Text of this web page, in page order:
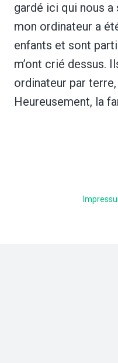
gardé ici qui nous a
mon ordinateur a
enfants et sont
m’ont crié dessus.
ordinateur par
Heureusement, la